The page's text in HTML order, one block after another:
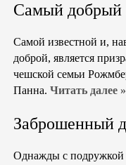
Самый добрый
Самой известной и,
доброй, является
чешской семьи
Панна. Читать далее »
Заброшенный
Однажды с подружкой